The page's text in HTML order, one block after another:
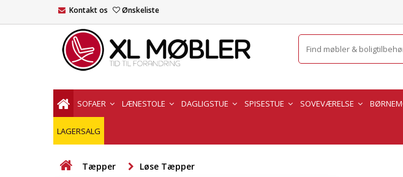
Kontakt os Ønskeliste
SOFAER LÆNESTOLE DAGLIGSTUE SPISESTUE SOVEVÆRELSE
LAGERSALG
Tæpper Løse Tæpper